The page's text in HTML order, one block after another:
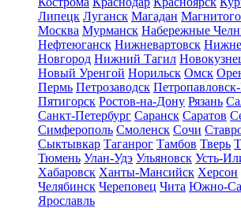
Липецк Луганск Магадан
Москва Мурманск Набережные
Нефтеюганск Нижневартовск
Новгород Нижний Тагил
Новый Уренгой Норильск Омск
Пермь Петрозаводск
Пятигорск Ростов-на-Дону Рязань
Санкт-Петербург Саранск Саратов
Симферополь Смоленск Сочи
Сыктывкар Таганрог Тамбов Тверь
Тюмень Улан-Удэ Ульяновск Усть-
Хабаровск Ханты-Мансийск Херсон
Челябинск Череповец Чита Южно-
Ярославль